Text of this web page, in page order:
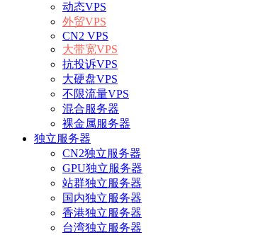
动态VPS
外贸VPS
CN2 VPS
大带宽VPS
抗投诉VPS
大硬盘VPS
不限流量VPS
混合服务器
裸金属服务器
独立服务器
CN2独立服务器
GPU独立服务器
站群独立服务器
国内独立服务器
香港独立服务器
台湾独立服务器